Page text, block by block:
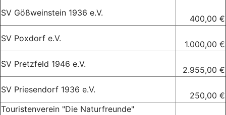
SV Gößweinstein 1936 e.V.
400,00 €
SV Poxdorf e.V.
1.000,00 €
SV Pretzfeld 1946 e.V.
2.955,00 €
SV Priesendorf 1936 e.V.
250,00 €
Touristenverein "Die Naturfreunde"